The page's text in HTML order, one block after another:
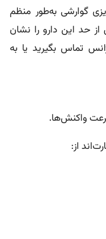
گوارشی به‌طور منظم
حد این دارو را نشان
تماس بگیرید یا به
واکنش‌ها.
از: